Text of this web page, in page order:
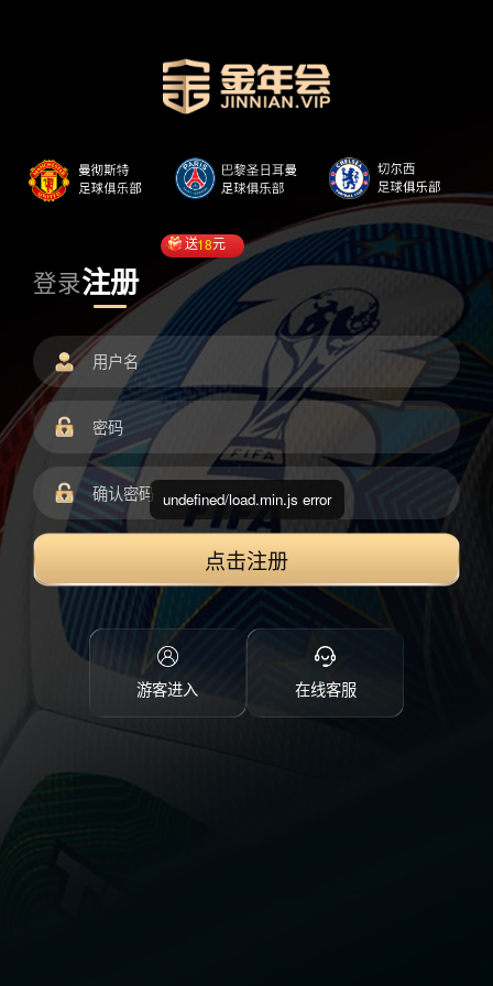
登录注册
送18元
点击注册
游客进入 在线客服
undefined/load.min.js error